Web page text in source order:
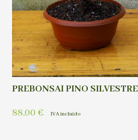
PREBONSAI PINO SILVESTRE
88,00 € IVA incluído